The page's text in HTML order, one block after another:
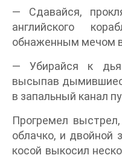
— Сдавайся,
английского
обнаженным мечом
— Убирайся к
высыпав
в запальный канал
Прогремел
облачко, и двойной
косой выкосил